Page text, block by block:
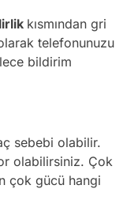
kısmından gri
telefonunuzu
bildirim
sebebi olabilir.
olabilirsiniz. Çok
çok gücü hangi